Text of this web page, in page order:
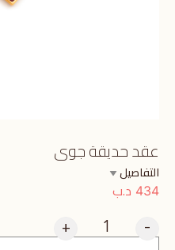
عقد حديقة جوى
التفاصيل
434 د.ب
-
+